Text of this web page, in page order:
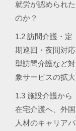
就労が認められた
のか？
1.2 訪問介護・定
期巡回・夜間対応
型訪問介護など対
象サービスの拡大
1.3 施設介護から
在宅介護へ、外国
人材のキャリアパ